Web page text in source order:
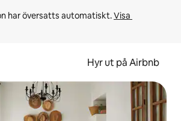
har översatts automatiskt. Visa
Hyr ut på Airbnb